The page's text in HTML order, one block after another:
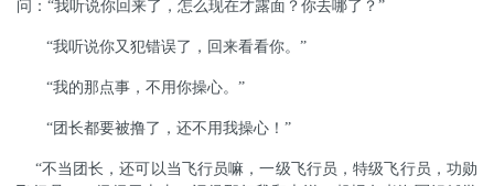
问：“我听说你回来了，怎么现在才露面？你去哪了？”
“我听说你又犯错误了，回来看看你。”
“我的那点事，不用你操心。”
“团长都要被撸了，还不用我操心！”
“不当团长，还可以当飞行员嘛，一级飞行员，特级飞行员，功勋